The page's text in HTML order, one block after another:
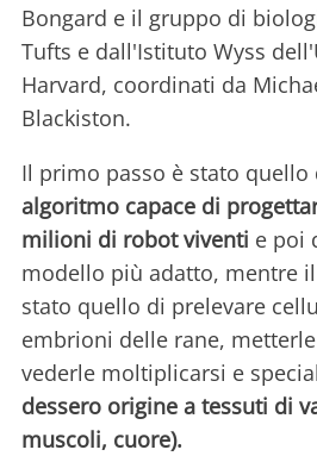
Bongard e il gruppo di
Tufts e dall'Istituto Wyss
Harvard, coordinati da
Blackiston.
Il primo passo è stato quello
algoritmo capace di
milioni di robot viventi e poi
modello più adatto, mentre
stato quello di prelevare
embrioni delle rane,
vederle moltiplicarsi e
dessero origine a tessuti di
muscoli, cuore).